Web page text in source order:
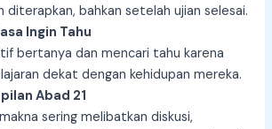
diterapkan, bahkan setelah ujian selesai.
Ingin Tahu
bertanya dan mencari tahu karena
dekat dengan kehidupan mereka.
Abad 21
sering melibatkan diskusi,